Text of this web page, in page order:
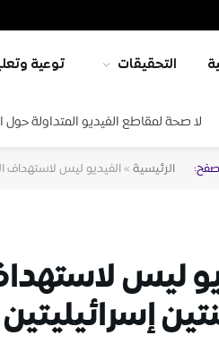
التحقيقات توعية
لا صحة لمقاطع الفيديو المتداولة
الرئيسية» الفيديو ليس لاستهداف
ليس
إسرائيليتين